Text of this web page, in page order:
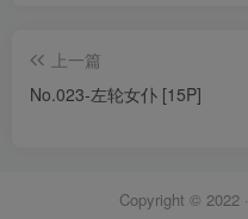
上一篇
No.023-左轮女仆 [15P]
Copyright © 2022 ·